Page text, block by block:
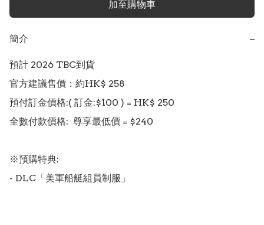
加至購物車
簡介 −
預計 2026 TBC到貨
官方建議售價：約HK$ 258
預付訂金價格:( 訂金:$100 ) = HK$ 250
全數付款價格:  尊享最低價 = $240
※預購特典:
- DLC「美軍船艇組員制服」